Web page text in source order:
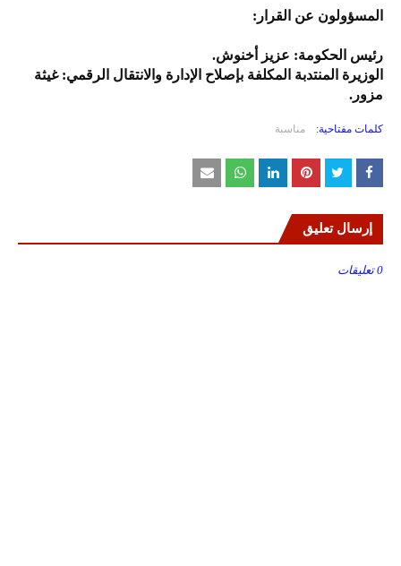
المسؤولون عن القرار:
رئيس الحكومة: عزيز أخنوش.
الوزيرة المنتدبة المكلفة بإصلاح الإدارة والانتقال الرقمي: غيثة
مزور.
كلمات مفتاحية: مناسبة
إرسال تعليق
0 تعليقات